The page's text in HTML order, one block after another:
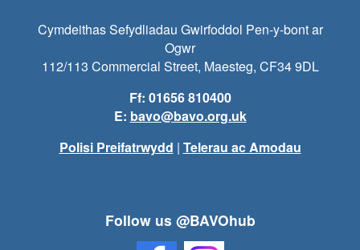
Cymdeithas Sefydliadau Gwirfoddol Pen-y-bont ar
Ogwr
112/113 Commercial Street, Maesteg, CF34 9DL
Ff: 01656 810400
E: bavo@bavo.org.uk
Polisi Preifatrwydd | Telerau ac Amodau
Follow us @BAVOhub